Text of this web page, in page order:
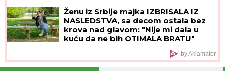
Ženu iz Srbije majka IZBRISALA IZ
NASLEDSTVA, sa decom ostala bez
krova nad glavom: "Nije mi dala u
kuću da ne bih OTIMALA BRATU"
by Aklamator